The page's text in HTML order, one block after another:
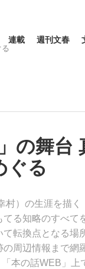
代表監督に...
連載 週刊文春
一覧
早苗 #後藤真希
の舞台
ぐる
）の生涯を描
る知略のすべて
転換点となる
周辺情報まで網
本の話WEB」上